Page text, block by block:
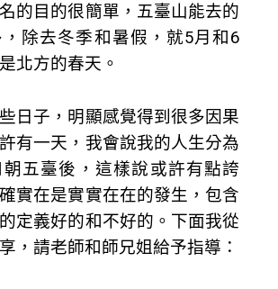
的目的很簡單，五臺山能去的
除去冬季和暑假，就5月和6
北方的春天。
日子，明顯感覺得到很多因果
有一天，我會說我的人生分為
五臺後，這樣說或許有點誇
實在是實實在在的發生，包含
定義好的和不好的。下面我從
，請老師和師兄姐給予指導：